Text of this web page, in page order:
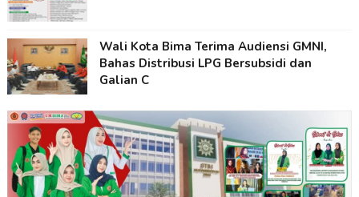
Wali Kota Bima Terima Audiensi GMNI,
Bahas Distribusi LPG Bersubsidi dan
Galian C